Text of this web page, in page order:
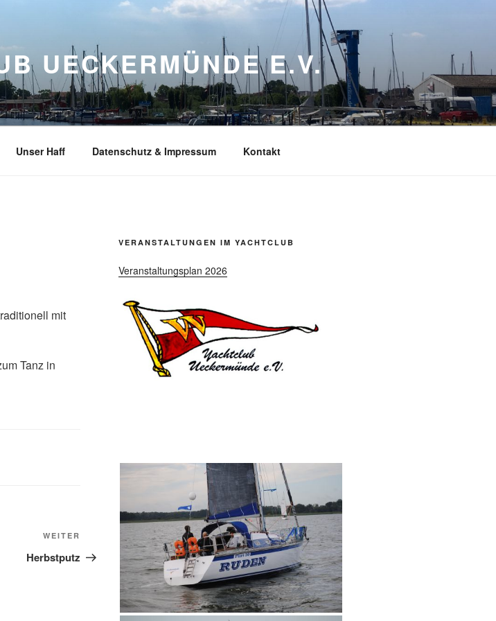
UECKERMÜNDE E.V.
Unser Haff Datenschutz & Impressum Kontakt
mit
Tanz in
Nächster
Beitrag
WEITER
Herbstputz
VERANSTALTUNGEN IM YACHTCLUB
Veranstaltungsplan 2026